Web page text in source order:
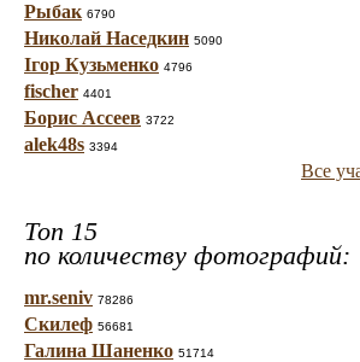
Рыбак 6790
Николай Наседкин 5090
Ігор Кузьменко 4796
fischer 4401
Борис Ассеев 3722
alek48s 3394
Все
Топ 15
по количеству фотографий:
mr.seniv 78286
Скилеф 56681
Галина Шаненко 51714